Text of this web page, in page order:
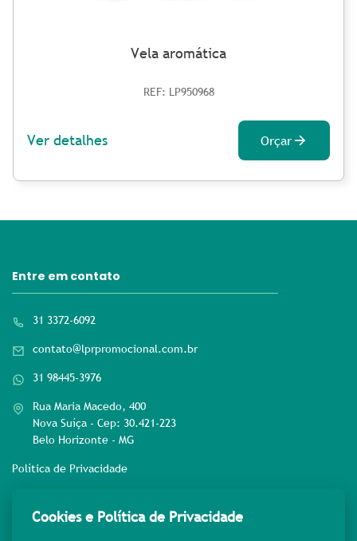
Vela aromática
REF: LP950968
Ver detalhes Orçar
Entre em contato
31 3372-6092
contato@lprpromocional.com.br
31 98445-3976
Rua Maria Macedo, 400
Nova Suíça - Cep: 30.421-223
Belo Horizonte - MG
Política de Privacidade
Rede sociais
Cookies e Política de Privacidade